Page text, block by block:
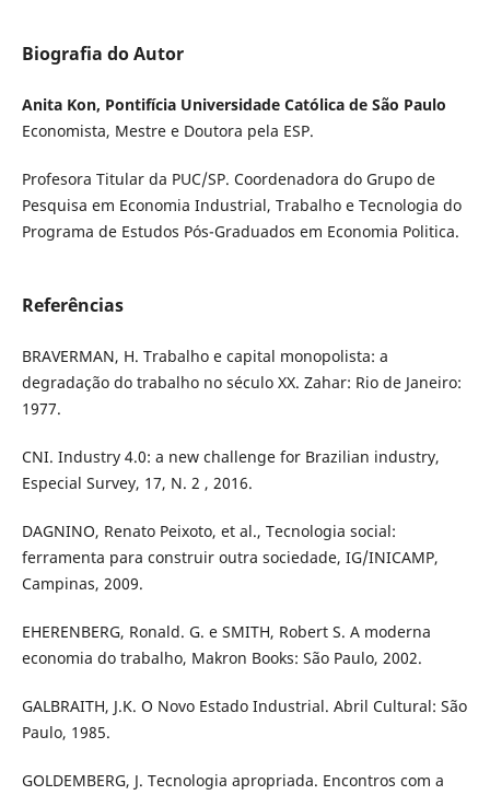
Biografia do Autor
Anita Kon, Pontifícia Universidade Católica de São Paulo
Economista, Mestre e Doutora pela ESP.
Profesora Titular da PUC/SP. Coordenadora do Grupo de
Pesquisa em Economia Industrial, Trabalho e Tecnologia do
Programa de Estudos Pós-Graduados em Economia Politica.
Referências
BRAVERMAN, H. Trabalho e capital monopolista: a
degradação do trabalho no século XX. Zahar: Rio de Janeiro:
1977.
CNI. Industry 4.0: a new challenge for Brazilian industry,
Especial Survey, 17, N. 2 , 2016.
DAGNINO, Renato Peixoto, et al., Tecnologia social:
ferramenta para construir outra sociedade, IG/INICAMP,
Campinas, 2009.
EHERENBERG, Ronald. G. e SMITH, Robert S. A moderna
economia do trabalho, Makron Books: São Paulo, 2002.
GALBRAITH, J.K. O Novo Estado Industrial. Abril Cultural: São
Paulo, 1985.
GOLDEMBERG, J. Tecnologia apropriada. Encontros com a